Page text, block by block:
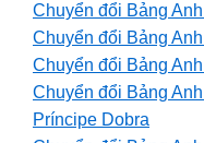
Chuyển đổi Bảng
Chuyển đổi Bảng
Chuyển đổi Bảng
Chuyển đổi Bảng
Príncipe Dobra